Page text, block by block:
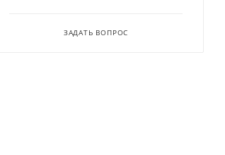
ЗАДАТЬ ВОПРОС